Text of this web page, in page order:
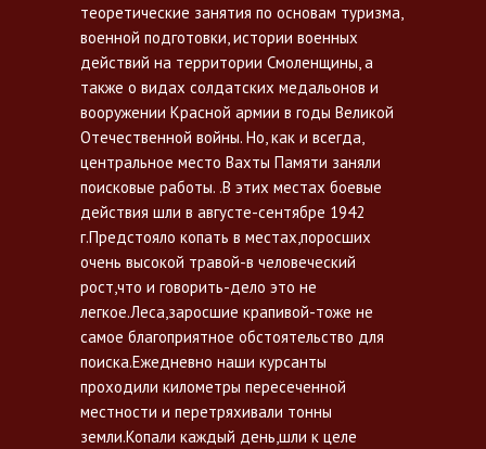
теоретические занятия по основам туризма,
военной подготовки, истории военных
действий на территории Смоленщины, а
также о видах солдатских медальонов и
вооружении Красной армии в годы Великой
Отечественной войны. Но, как и всегда,
центральное место Вахты Памяти заняли
поисковые работы. .В этих местах боевые
действия шли в августе-сентябре 1942
г.Предстояло копать в местах,поросших
очень высокой травой-в человеческий
рост,что и говорить-дело это не
легкое.Леса,заросшие крапивой-тоже не
самое благоприятное обстоятельство для
поиска.Ежедневно наши курсанты
проходили километры пересеченной
местности и перетряхивали тонны
земли.Копали каждый день,шли к целе